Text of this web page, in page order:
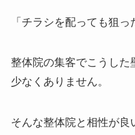
「チラシを配っても狙っ
整体院の集客でこうした
少なくありません。
そんな整体院と相性が